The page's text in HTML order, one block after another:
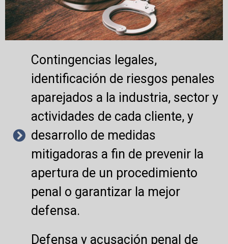
Contingencias legales,
identificación de riesgos penales
aparejados a la industria, sector y
actividades de cada cliente, y
desarrollo de medidas
mitigadoras a fin de prevenir la
apertura de un procedimiento
penal o garantizar la mejor
defensa.
Defensa y acusación penal de